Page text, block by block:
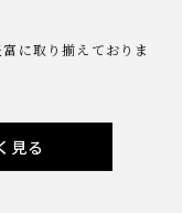
に取り揃えておりま
見る